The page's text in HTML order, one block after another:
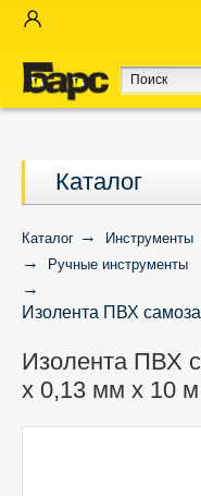
Каталог
Каталог Инструменты
Ручные инструменты
Изолента ПВХ
Изолента ПВХ
х 0,13 мм х 10